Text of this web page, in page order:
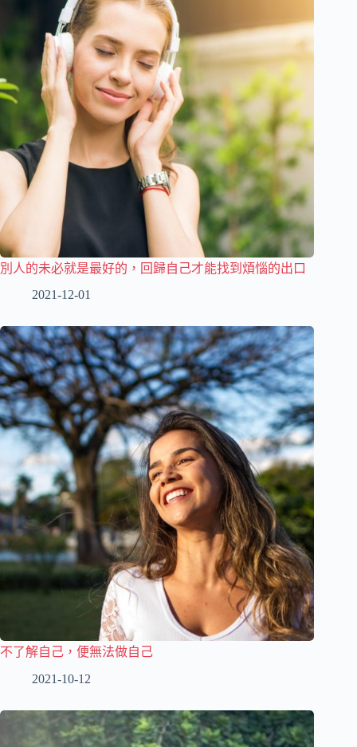
別人的未必就是最好的，回歸自己才能找到煩惱的出口
2021-12-01
不了解自己，便無法做自己
2021-10-12